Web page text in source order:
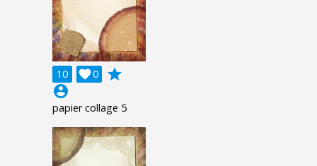
10 0

grade
account_circle
papier collage 5